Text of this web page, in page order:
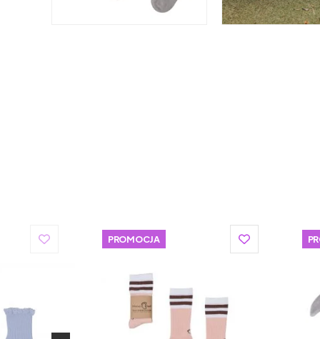
PROMOCJA